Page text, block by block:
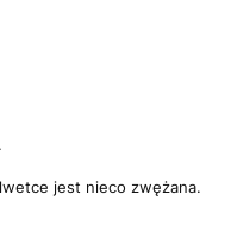
jest nieco zwężana.